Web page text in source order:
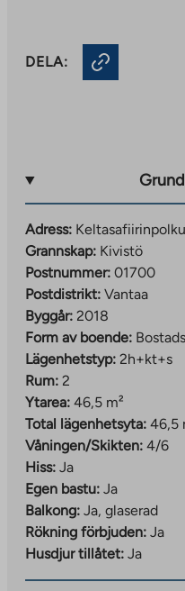
DELA:
Adress:
Grannskap: Kivistö
Postnummer: 01700
Postdistrikt: Vantaa
Byggår: 2018
Form av boende:
Lägenhetstyp: 2h+kt+s
Rum: 2
Ytarea: 46,5 m²
Total lägenhetsyta: 46,5
Våningen/Skikten: 4/6
Hiss: Ja
Egen bastu: Ja
Balkong: Ja, glaserad
Rökning förbjuden: Ja
Husdjur tillåtet: Ja